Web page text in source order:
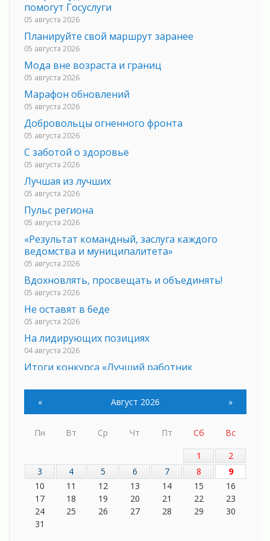
помогут Госуслуги
05 августа 2026
Планируйте свой маршрут заранее
05 августа 2026
Мода вне возраста и границ
05 августа 2026
Марафон обновлений
05 августа 2026
Добровольцы огненного фронта
05 августа 2026
С заботой о здоровье
05 августа 2026
Лучшая из лучших
05 августа 2026
Пульс региона
05 августа 2026
«Результат командный, заслуга каждого
ведомства и муниципалитета»
05 августа 2026
Вдохновлять, просвещать и объединять!
05 августа 2026
Не оставят в беде
05 августа 2026
На лидирующих позициях
04 августа 2026
Итоги конкурса «Лучший работник
04 августа 2026
Ставка на дисциплину на перекрестках
В Ленобласти растет потребление
Полумрак бьёт по карману
04 августа 2026
Вниманию автомобилистов!
04 августа 2026
« Август 2026 »
Пн Вт Ср Чт Пт Сб
Вс
1
2
3
4 5 6 7 8
9
10
11 12 13 14 15
16
17
18 19 20 21 22
23
24
25 26 27 28 29
30
31